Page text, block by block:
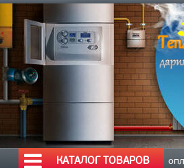
КАТАЛОГ ТОВАРОВ